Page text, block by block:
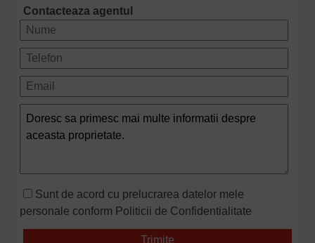
Contacteaza agentul
Sunt de acord cu prelucrarea datelor mele
personale conform Politicii de Confidentialitate